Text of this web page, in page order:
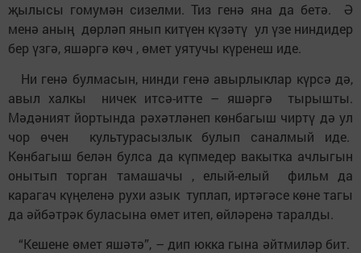
җылысы гомумән сизелми. Тиз генә яна да бетә. Ә
менә аның дөрләп янып китүен күзәтү ул үзе ниндидер
бер үзгә, яшәргә көч , өмет уятучы күренеш иде.
Ни генә булмасын, нинди генә авырлыклар күрсә дә,
авыл халкы ничек итсә-итте – яшәргә тырышты.
Мәдәният йортында рәхәтләнеп көнбагыш чиртү дә ул
чор өчен культурасызлык булып саналмый иде.
Көнбагыш белән булса да күпмедер вакытка ачлыгын
онытып торган тамашачы , елый-елый фильм да
карагач күңеленә рухи азык туплап, иртәгәсе көне тагы
да әйбәтрәк буласына өмет итеп, өйләренә таралды.
“Кешене өмет яшәтә”, – дип юкка гына әйтмиләр бит.